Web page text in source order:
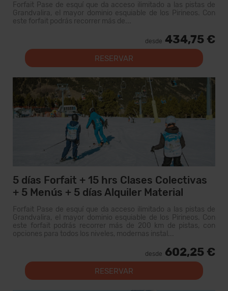
Forfait Pase de esquí que da acceso ilimitado a las pistas de
Grandvalira, el mayor dominio esquiable de los Pirineos. Con
este forfait podrás recorrer más de...
desde 434,75 €
RESERVAR
5 días Forfait + 15 hrs Clases Colectivas
+ 5 Menús + 5 días Alquiler Material
Forfait Pase de esquí que da acceso ilimitado a las pistas de
Grandvalira, el mayor dominio esquiable de los Pirineos. Con
este forfait podrás recorrer más de 200 km de pistas, con
opciones para todos los niveles, modernas instal...
desde 602,25 €
RESERVAR